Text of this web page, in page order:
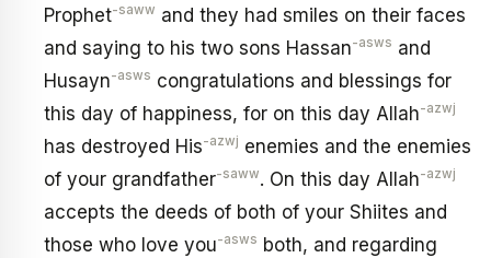
Prophet-saww and they had smiles on their faces
and saying to his two sons Hassan-asws and
Husayn-asws congratulations and blessings for
this day of happiness, for on this day Allah-azwj
has destroyed His-azwj enemies and the enemies
of your grandfather-saww. On this day Allah-azwj
accepts the deeds of both of your Shiites and
those who love you-asws both, and regarding